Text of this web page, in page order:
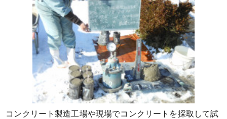
コンクリート製造工場や現場でコンクリートを採取して試